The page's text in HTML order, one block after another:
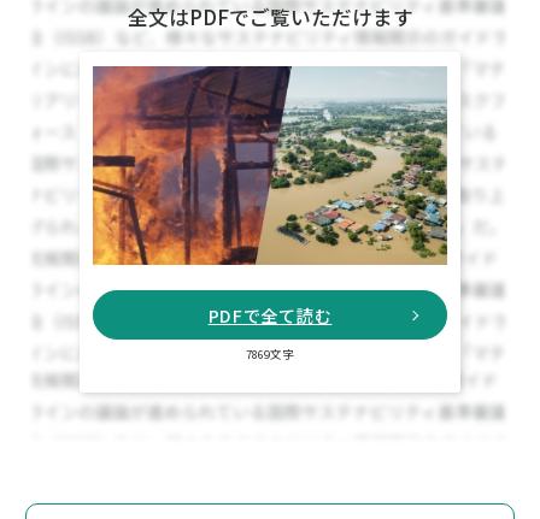
全文はPDFでご覧いただけます
PDFで全て読む
7869文字